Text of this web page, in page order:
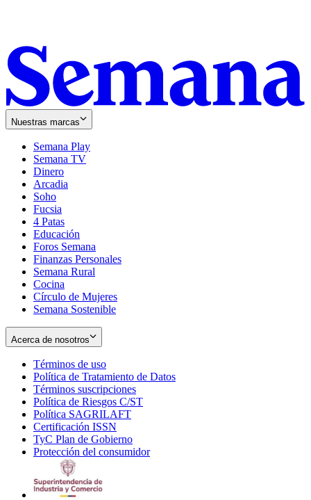
Nuestras marcas
Semana Play
Semana TV
Dinero
Arcadia
Soho
in
new
window
Fucsia
in
new
window
4 Patas
Educación
Foros Semana
Finanzas Personales
Semana Rural
Cocina
Círculo de Mujeres
Semana Sostenible
Acerca de nosotros
Términos de uso
in
new
window
Política de Tratamiento de Datos
Términos suscripciones
in
Política de Riesgos C/ST
Política SAGRILAFT
new
window
Certificación ISSN
in
new
TyC Plan de Gobierno
in
Protección del consumidorOpens